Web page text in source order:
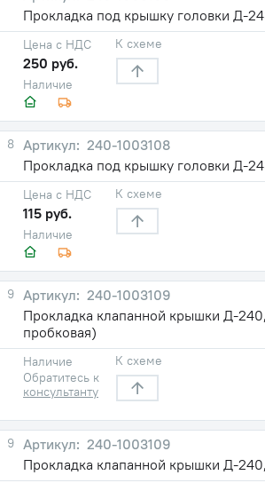
Прокладка под крышку головки Д-
Наличие
Цена с НДС
250 руб.
К схеме
8
240-1003108
Прокладка под крышку головки Д-
Наличие
Цена с НДС
115 руб.
К схеме
9
240-1003109
Прокладка клапанной крышки Д-
пробковая)
Наличие
Обратитесь к
консультанту
К схеме
9
240-1003109
Прокладка клапанной крышки Д-